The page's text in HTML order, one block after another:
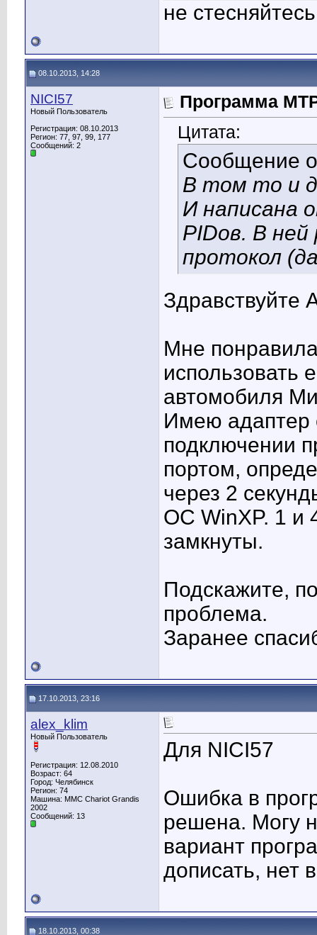
не
08.10.2013, 14:28
NICI57
Новый Пользователь
Регистрация: 08.10.2013
Регион: 77, 97, 99, 177
Сообщений: 2
Программа
Цитата:
Сообщение
В том то и
И написана
PIDов. В
протокол
Здравствуйте
Мне
использовать
автомобиля
Имею адаптер
подключении
портом,
через 2
ОС WinXP. 1 и
замкнуты.
Подскажите,
проблема.
Заранее
17.10.2013, 23:16
alex_klim
Новый Пользователь
Регистрация: 12.08.2010
Возраст: 64
Город: Челябинск
Регион: 74
Машина: MMC Chariot Grandis
2002
Сообщений: 13
Для NICI57
Ошибка в
решена. Могу
вариант
дописать, нет
18.10.2013, 00:38